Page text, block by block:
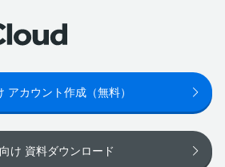
アカウント作成（無料）
け 資料ダウンロード